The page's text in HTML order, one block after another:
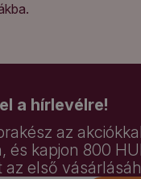
a hírlevélre!
az
és kapjon 800
első